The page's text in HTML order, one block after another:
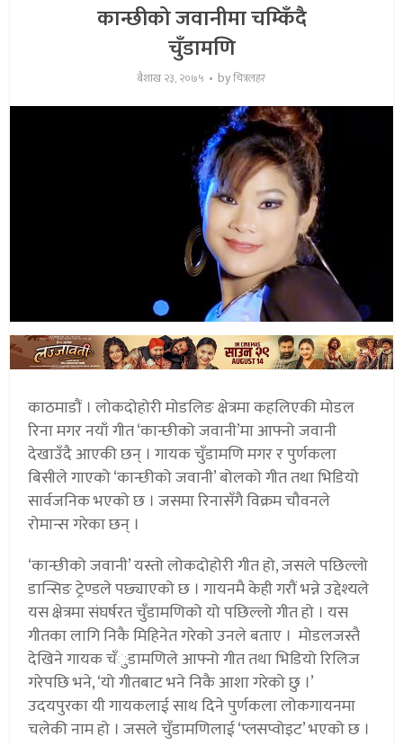
कान्छीको जवानीमा चम्किँदै
चुँडामणि
बैशाख २३, २०७५ byचित्रलहर
काठमाडौं । लोकदोहोरी मोडलिङ क्षेत्रमा कहलिएकी मोडल
रिना मगर नयाँ गीत ‘कान्छीको जवानी’मा आफ्नो जवानी
देखाउँदै आएकी छन् । गायक चुँडामणि मगर र पुर्णकला
बिसीले गाएको ‘कान्छीको जवानी’ बोलको गीत तथा भिडियो
सार्वजनिक भएको छ । जसमा रिनासँगै विक्रम चौवनले
रोमान्स गरेका छन् ।
‘कान्छीको जवानी’ यस्तो लोकदोहोरी गीत हो, जसले पछिल्लो
डान्सिङ ट्रेण्डले पछ्याएको छ । गायनमै केही गरौं भन्ने उद्देश्यले
यस क्षेत्रमा संघर्षरत चुँडामणिको यो पछिल्लो गीत हो । यस
गीतका लागि निकै मिहिनेत गरेको उनले बताए । मोडलजस्तै
देखिने गायक चँुडामणिले आफ्नो गीत तथा भिडियो रिलिज
गरेपछि भने, ‘यो गीतबाट भने निकै आशा गरेको छु ।’
उदयपुरका यी गायकलाई साथ दिने पुर्णकला लोकगायनमा
चलेकी नाम हो । जसले चुँडामणिलाई ‘प्लसप्वोइट’ भएको छ ।